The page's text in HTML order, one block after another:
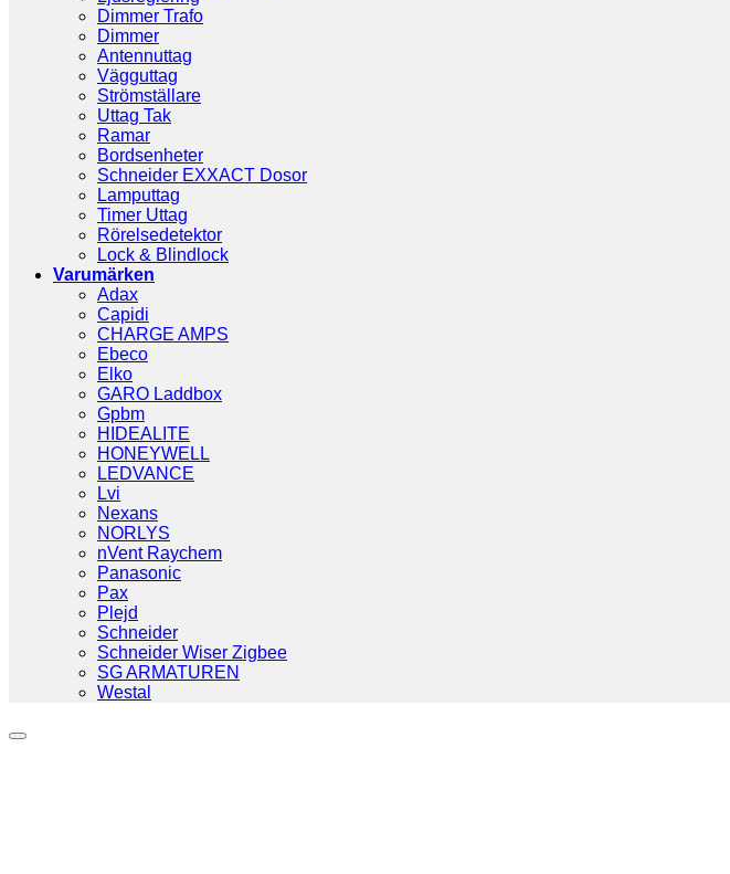
Dimmer Trafo
Dimmer
Antennuttag
Vägguttag
Strömställare
Uttag Tak
Ramar
Bordsenheter
Schneider EXXACT Dosor
Lamputtag
Timer Uttag
Rörelsedetektor
Lock & Blindlock
Varumärken
Adax
Capidi
CHARGE AMPS
Ebeco
Elko
GARO Laddbox
Gpbm
HIDEALITE
HONEYWELL
LEDVANCE
Lvi
Nexans
NORLYS
nVent Raychem
Panasonic
Pax
Plejd
Schneider
Schneider Wiser Zigbee
SG ARMATUREN
Westal